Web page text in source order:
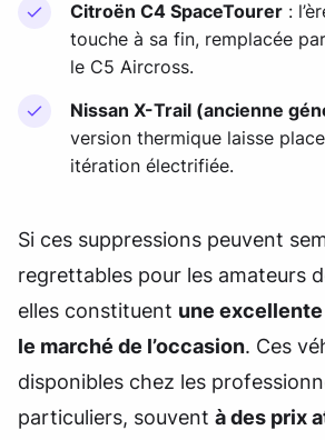
Citroën C4 SpaceTourer :
touche à sa fin, remplacée
le C5 Aircross.
Nissan X-Trail (ancienne
version thermique laisse
itération électrifiée.
Si ces suppressions peuvent
regrettables pour les amateurs
elles constituent une
le marché de l’occasion. Ces
disponibles chez les
particuliers, souvent à des prix